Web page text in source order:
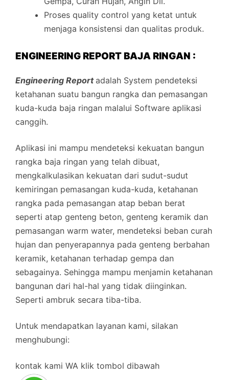
Proses quality control yang ketat untuk
menjaga konsistensi dan qualitas produk.
ENGINEERING REPORT BAJA RINGAN :
Engineering Reportadalah System pendeteksi
ketahanan suatu bangun rangka dan pemasangan
kuda-kuda baja ringan malalui Software aplikasi
canggih.
Aplikasi ini mampu mendeteksi kekuatan bangun
rangka baja ringan yang telah dibuat,
mengkalkulasikan kekuatan dari sudut-sudut
kemiringan pemasangan kuda-kuda, ketahanan
rangka pada pemasangan atap beban berat
seperti atap genteng beton, genteng keramik dan
pemasangan warm water, mendeteksi beban curah
hujan dan penyerapannya pada genteng berbahan
keramik, ketahanan terhadap gempa dan
sebagainya. Sehingga mampu menjamin ketahanan
bangunan dari hal-hal yang tidak diinginkan.
Seperti ambruk secara tiba-tiba.
Untuk mendapatkan layanan kami, silakan
menghubungi:
kontak kami WA klik tombol dibawah